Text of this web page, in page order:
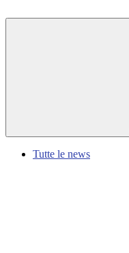
Tutte le news